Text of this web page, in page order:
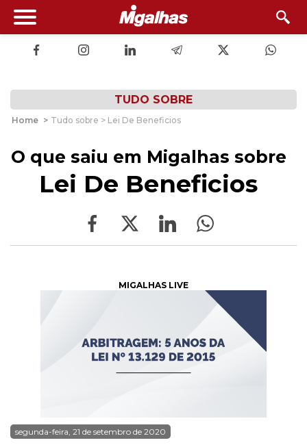
TUDO SOBRE
Home > Tudo sobre > Lei De Beneficios
O que saiu em Migalhas sobre
Lei De Beneficios
MIGALHAS LIVE
segunda-feira, 21 de setembro de 2020